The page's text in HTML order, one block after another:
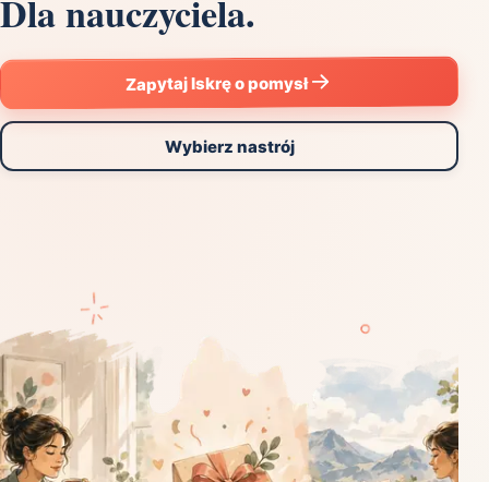
Dla nauczyciela.
Zapytaj Iskrę o pomysł
Wybierz nastrój